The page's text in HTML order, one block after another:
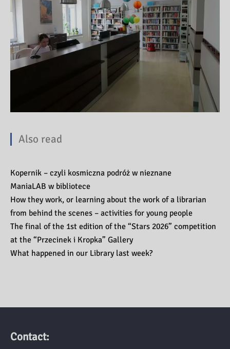
Also read
Kopernik – czyli kosmiczna podróż w nieznane
ManiaLAB w bibliotece
How they work, or learning about the work of a librarian
from behind the scenes – activities for young people
The final of the 1st edition of the “Stars 2026” competition
at the “Przecinek i Kropka” Gallery
What happened in our Library last week?
Contact: